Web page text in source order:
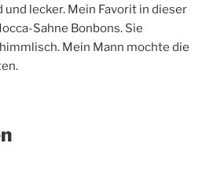
lecker. Mein Favorit in dieser
Sahne Bonbons. Sie
Mein Mann mochte die